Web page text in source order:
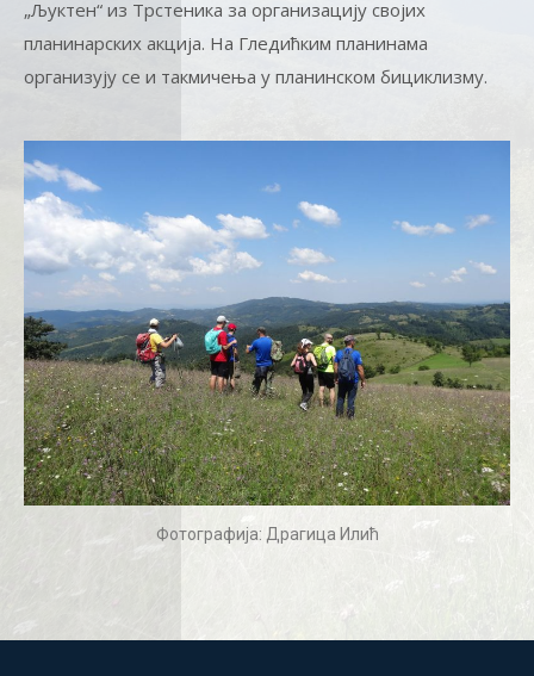
„Љуктен“ из Трстеника за организацију својих
планинарских акција. На Гледићким планинама
организују се и такмичења у планинском бициклизму.
Фотографија: Драгица Илић